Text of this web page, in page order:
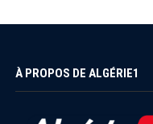
À PROPOS DE ALGÉRIE1